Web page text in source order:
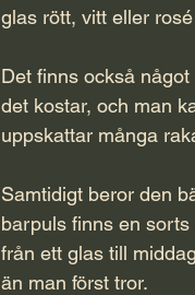
glas rött, vitt eller
Det finns också
det kostar, och man
uppskattar många
Samtidigt beror den
barpuls finns en
från ett glas till
än man först tror.